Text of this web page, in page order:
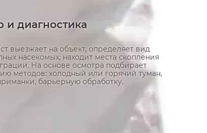
и диагностика
выезжает на объект, определяет вид
насекомых, находит места скопления
На основе осмотра подбирает
методов: холодный или горячий туман,
барьерную обработку.